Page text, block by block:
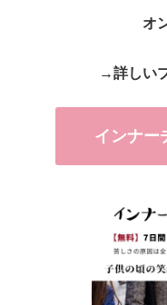
オ
→詳しい
インナー